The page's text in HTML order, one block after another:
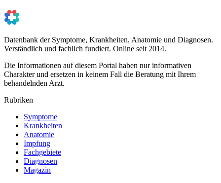
Datenbank der Symptome, Krankheiten, Anatomie und Diagnosen.
Verständlich und fachlich fundiert. Online seit 2014.
Die Informationen auf diesem Portal haben nur informativen
Charakter und ersetzen in keinem Fall die Beratung mit Ihrem
behandelnden Arzt.
Rubriken
Symptome
Krankheiten
Anatomie
Impfung
Fachgebiete
Diagnosen
Magazin